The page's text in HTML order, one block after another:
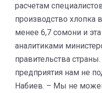
расчетам
производство хлопка
менее 6,7 сомони и
аналитиками
правительства страны.
предприятия нам не
Набиев. – Мы не